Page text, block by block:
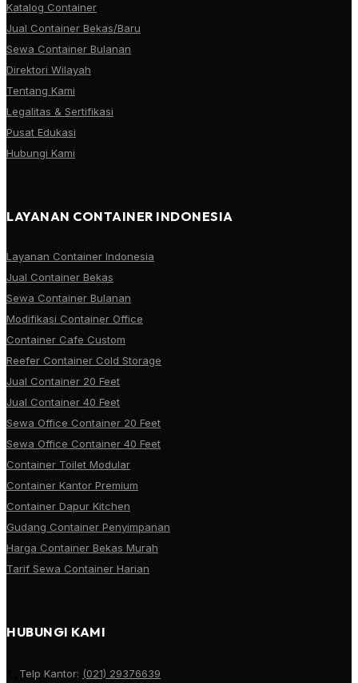
Katalog Container
Jual Container Bekas/Baru
Sewa Container Bulanan
Direktori Wilayah
Tentang Kami
Legalitas & Sertifikasi
Pusat Edukasi
Hubungi Kami
LAYANAN CONTAINER INDONESIA
Layanan Container Indonesia
Jual Container Bekas
Sewa Container Bulanan
Modifikasi Container Office
Container Cafe Custom
Reefer Container Cold Storage
Jual Container 20 Feet
Jual Container 40 Feet
Sewa Office Container 20 Feet
Sewa Office Container 40 Feet
Container Toilet Modular
Container Kantor Premium
Container Dapur Kitchen
Gudang Container Penyimpanan
Harga Container Bekas Murah
Tarif Sewa Container Harian
HUBUNGI KAMI
Telp Kantor: (021) 29376639